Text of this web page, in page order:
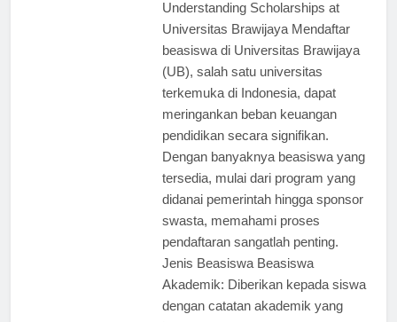
Understanding Scholarships at
Universitas Brawijaya Mendaftar
beasiswa di Universitas Brawijaya
(UB), salah satu universitas
terkemuka di Indonesia, dapat
meringankan beban keuangan
pendidikan secara signifikan.
Dengan banyaknya beasiswa yang
tersedia, mulai dari program yang
didanai pemerintah hingga sponsor
swasta, memahami proses
pendaftaran sangatlah penting.
Jenis Beasiswa Beasiswa
Akademik: Diberikan kepada siswa